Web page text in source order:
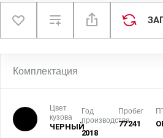
Комплектация
Цвет
кузова
ЧЕРНЫЙ
Год
производства
2018
Пробег
77 241